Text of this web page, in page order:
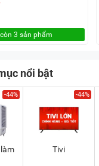
3 sản phẩm
nổi bật
-44% -44%
Tivi